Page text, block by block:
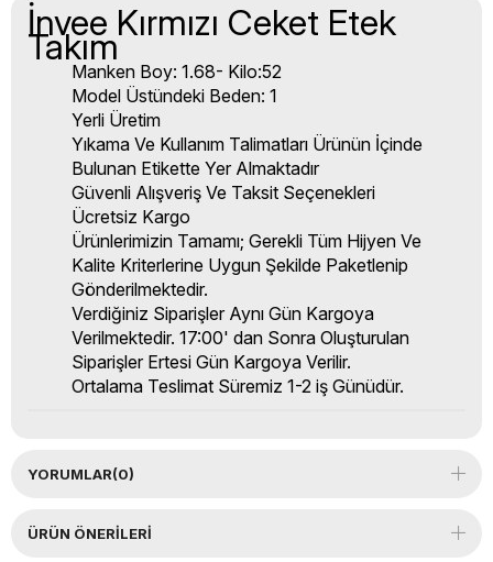
İnvee Kırmızı Ceket Etek
Takım
Manken Boy: 1.68- Kilo:52
Model Üstündeki Beden: 1
Yerli Üretim
Yıkama Ve Kullanım Talimatları Ürünün İçinde
Bulunan Etikette Yer Almaktadır
Güvenli Alışveriş Ve Taksit Seçenekleri
Ücretsiz Kargo
Ürünlerimizin Tamamı; Gerekli Tüm Hijyen Ve
Kalite Kriterlerine Uygun Şekilde Paketlenip
Gönderilmektedir.
Verdiğiniz Siparişler Aynı Gün Kargoya
Verilmektedir. 17:00' dan Sonra Oluşturulan
Siparişler Ertesi Gün Kargoya Verilir.
Ortalama Teslimat Süremiz 1-2 iş Günüdür.
YORUMLAR(0)
ÜRÜN ÖNERILERI